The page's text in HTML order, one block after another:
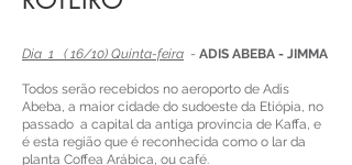
Dia 1 ( 16/10) Quinta-feira - ADIS ABEBA - JIMMA
Todos serão recebidos no aeroporto de Adis
Abeba, a maior cidade do sudoeste da Etiópia, no
passado a capital da antiga província de Kaffa, e
é esta região que é reconhecida como o lar da
planta Coffea Arábica, ou café.